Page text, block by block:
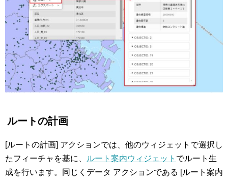
ルートの計画
[ルートの計画] アクションでは、他のウィジェットで選択し
たフィーチャを基に、 ルート案内ウィジェット でルート生
成を行います。同じくデータ アクションである [ルート案内